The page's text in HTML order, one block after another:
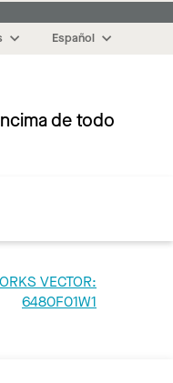
Español
de todo
VECTOR:
6480F01W1